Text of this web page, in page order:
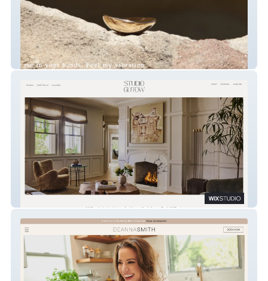
KELLER MADE
Studio Gutow